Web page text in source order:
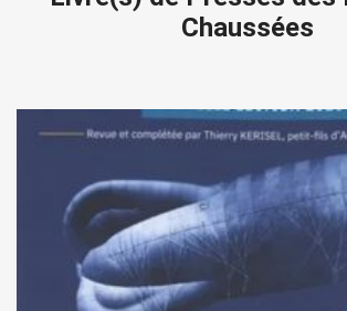
Chaussées